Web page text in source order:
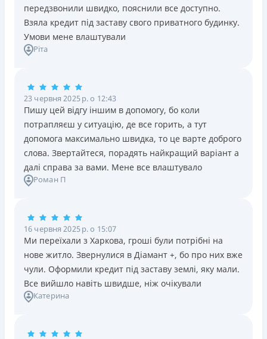
передзвонили швидко, пояснили все доступно.
Взяла кредит під заставу свого приватного будинку.
Умови мене влаштували
Ріта
23 червня 2025 р. о 12:43
Пишу цей відгу іншим в допомогу, бо коли
потрапляєш у ситуацію, де все горить, а тут
допомога максимально швидка, то це варте доброго
слова. Звертайтеся, порадять найкращий варіант а
далі справа за вами. Мене все влаштувало
Роман П
16 червня 2025 р. о 15:07
Ми переїхали з Харкова, гроші були потрібні на
нове житло. Звернулися в Діамант +, бо про них вже
чули. Оформили кредит під заставу землі, яку мали.
Все вийшло навіть швидше, ніж очікували
Катерина